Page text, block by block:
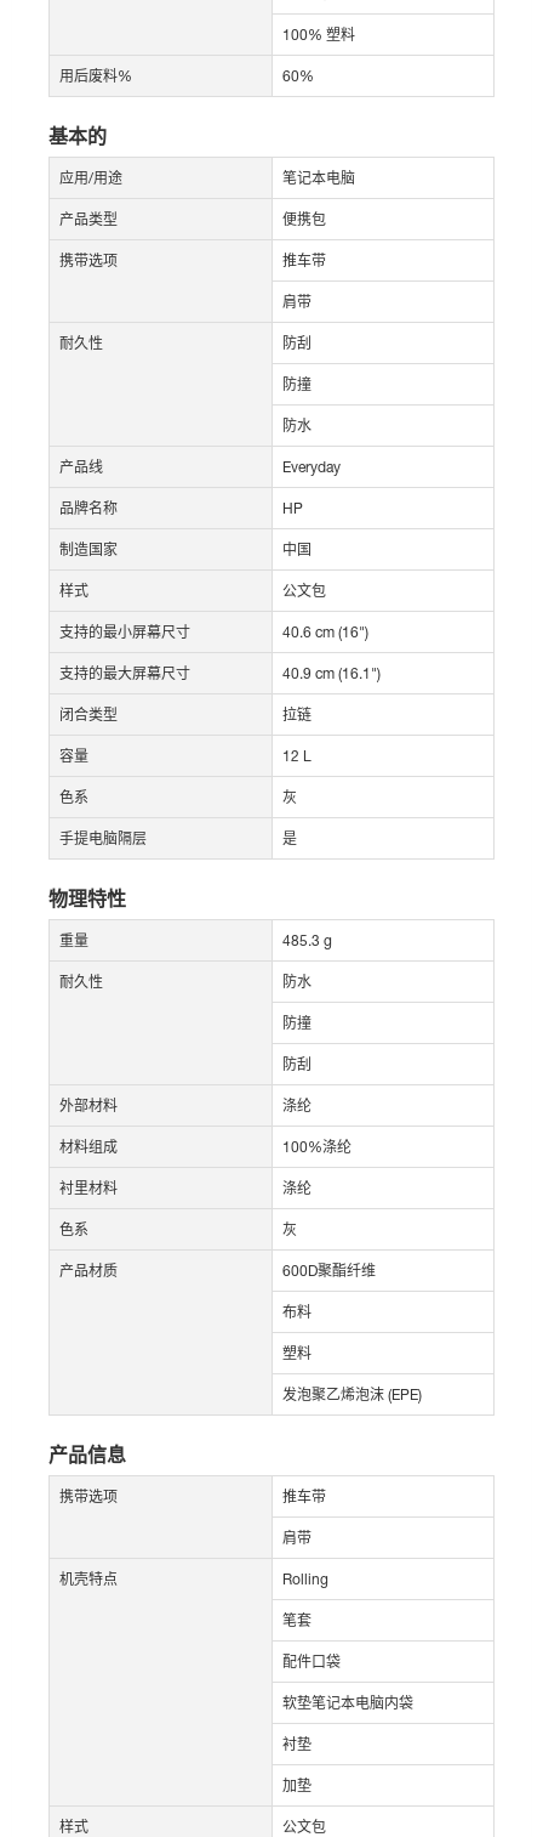
100% 塑料
用后废料% 60%
基本的
应用/用途 笔记本电脑
产品类型 便携包
携带选项 推车带
肩带
耐久性 防刮
防撞
防水
产品线 Everyday
品牌名称 HP
制造国家 中国
样式 公文包
支持的最小屏幕尺寸 40.6 cm (16")
支持的最大屏幕尺寸 40.9 cm (16.1")
闭合类型 拉链
容量 12 L
色系 灰
手提电脑隔层 是
物理特性
重量 485.3 g
耐久性 防水
防撞
防刮
外部材料 涤纶
材料组成 100%涤纶
衬里材料 涤纶
色系 灰
产品材质 600D聚酯纤维
布料
塑料
发泡聚乙烯泡沫 (EPE)
产品信息
携带选项 推车带
肩带
机壳特点 Rolling
笔套
配件口袋
软垫笔记本电脑内袋
衬垫
加垫
样式 公文包